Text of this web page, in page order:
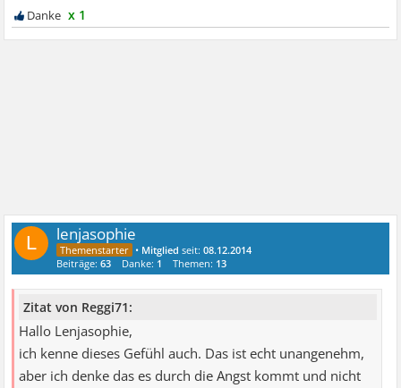
x 1
L lenjasophie
• Mitglied seit:08.12.2014
Beiträge:63 Danke: 1 Themen: 13
Zitat von Reggi71:
Hallo Lenjasophie,
ich kenne dieses Gefühl auch. Das ist echt unangenehm,
aber ich denke das es durch die Angst kommt und nicht